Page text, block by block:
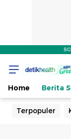
Home Berita
Terpopuler